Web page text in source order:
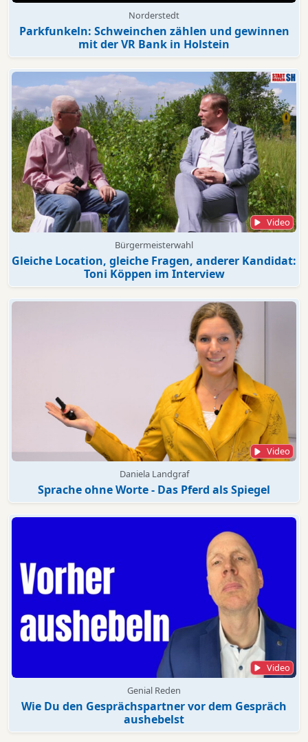
Norderstedt
Parkfunkeln: Schweinchen zählen und gewinnen
mit der VR Bank in Holstein
Video
Bürgermeisterwahl
Gleiche Location, gleiche Fragen, anderer Kandidat:
Toni Köppen im Interview
Video
Daniela Landgraf
Sprache ohne Worte - Das Pferd als Spiegel
Video
Genial Reden
Wie Du den Gesprächspartner vor dem Gespräch
aushebelst